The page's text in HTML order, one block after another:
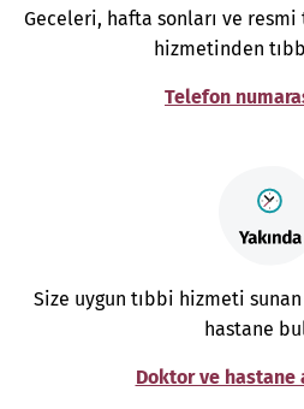
Geceleri, hafta sonları ve
hizmetinden
Telefon
Size uygun tıbbi hizmeti
hastane
Doktor ve hastane